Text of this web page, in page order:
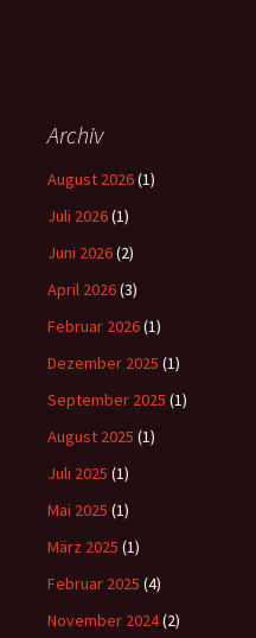
Archiv
August 2026(1)
Juli 2026(1)
Juni 2026(2)
April 2026(3)
Februar 2026(1)
Dezember 2025 (1)
September 2025 (1)
August 2025 (1)
Juli 2025 (1)
Mai 2025 (1)
März 2025 (1)
Februar 2025 (4)
November 2024(2)